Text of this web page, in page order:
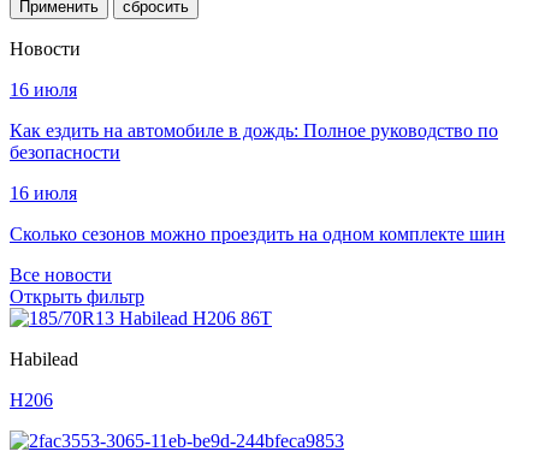
Применить
Новости
16 июля
Как ездить на автомобиле в дождь: Полное руководство по
безопасности
16 июля
Сколько сезонов можно проездить на одном комплекте шин
Все новости
Открыть фильтр
Habilead
H206